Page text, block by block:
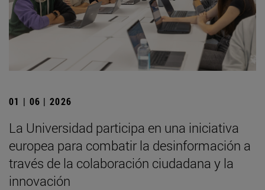
01 | 06 | 2026
La Universidad participa en una iniciativa
europea para combatir la desinformación a
través de la colaboración ciudadana y la
innovación